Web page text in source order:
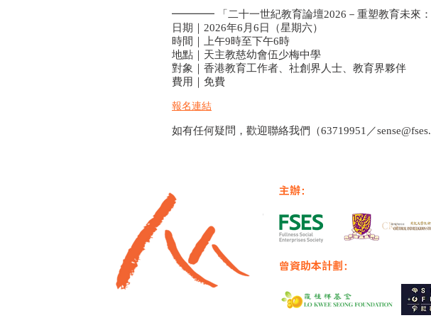
━━━━ 「二十一世紀教育論壇2026－重塑教育未來
日期｜2026年6月6日（星期六）
時間｜上午9時至下午6時
地點｜天主教慈幼會伍少梅中學
對象｜香港教育工作者、社創界人士、教育界夥伴
費用｜免費
報名連結
如有任何疑問，歡迎聯絡我們（63719951／
主辦：
曾資助本計劃：